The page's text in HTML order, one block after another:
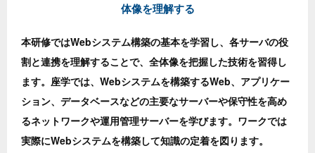
体像を理解する
本研修ではWebシステム構築の基本を学習し、各サーバの役
割と連携を理解することで、全体像を把握した技術を習得し
ます。座学では、Webシステムを構築するWeb、アプリケー
ション、データベースなどの主要なサーバーや保守性を高め
るネットワークや運用管理サーバーを学びます。ワークでは
実際にWebシステムを構築して知識の定着を図ります。